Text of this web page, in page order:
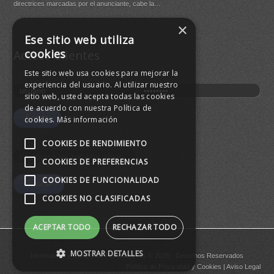
directrices marcadas por el anunciante, cabe la…
Acceso Clientes
Informacion y Control de Publicaciones © 2026 - Derechos Reservados
y Cookies | Aviso Legal
×
Ese sitio web utiliza
cookies
Este sitio web usa cookies para mejorar la
experiencia del usuario. Al utilizar nuestro
sitio web, usted acepta todas las cookies
de acuerdo con nuestra Política de
cookies. Más información
COOKIES DE RENDIMIENTO
COOKIES DE PREFERENCIAS
COOKIES DE FUNCIONALIDAD
COOKIES NO CLASIFICADAS
ACEPTAR TODO RECHAZAR TODO
MOSTRAR DETALLES